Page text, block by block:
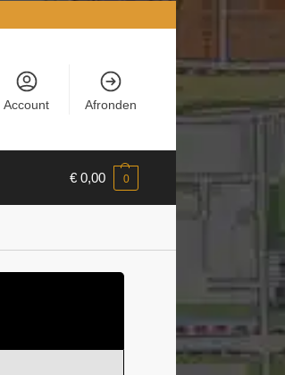
Account Afronden
€ 0,00 0